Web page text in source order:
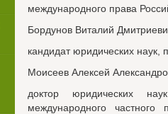
международного права
Бордунов Виталий
кандидат юридических наук,
Моисеев Алексей
доктор юридических
международного